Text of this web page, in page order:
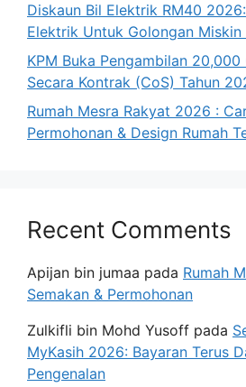
Diskaun Bil Elektrik RM40
Elektrik Untuk Golongan Miskin
KPM Buka Pengambilan 20,000
Secara Kontrak (CoS) Tahun
Rumah Mesra Rakyat 2026 :
Permohonan & Design Rumah
Recent Comments
Apijan bin jumaa pada Rumah
Semakan & Permohonan
Zulkifli bin Mohd Yusoff pada
MyKasih 2026: Bayaran Terus
Pengenalan